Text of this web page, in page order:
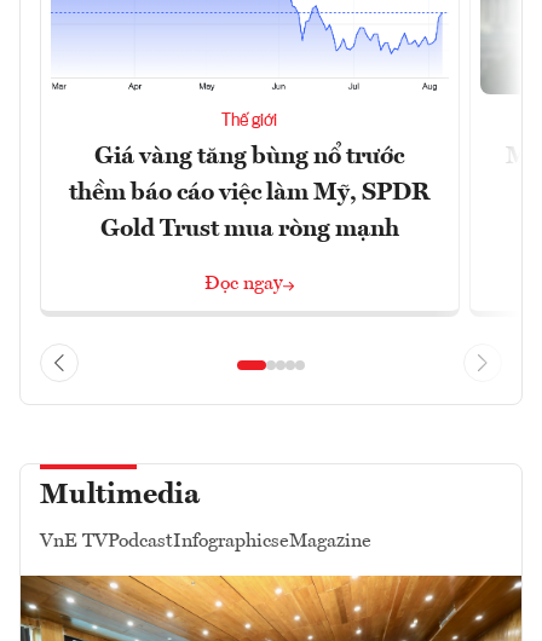
Thế giới
Giá vàng tăng bùng nổ trước
thềm báo cáo việc làm Mỹ, SPDR
Gold Trust mua ròng mạnh
Đọc ngay
Multimedia
VnE TVPodcastInfographicseMagazine